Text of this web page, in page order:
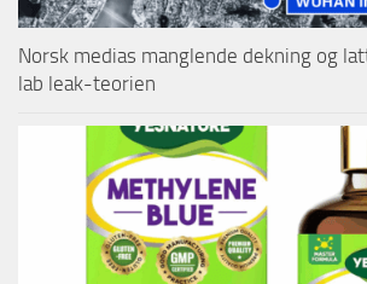
Norsk medias manglende dekning og
lab leak-teorien